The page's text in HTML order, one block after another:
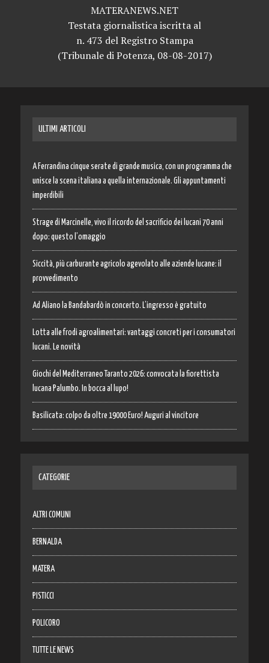
MATERANEWS.NET
Testata giornalistica iscritta al
n. 473 del Registro Stampa
(Tribunale di Potenza, 08-08-2017)
ULTIMI ARTICOLI
A Ferrandina cinque serate di grande musica, con un programma che
unisce la scena italiana a quella internazionale. Gli appuntamenti
imperdibili
Strage di Marcinelle, vivo il ricordo del sacrificio dei lucani 70 anni
dopo: questo l’omaggio
Siccità, più carburante agricolo agevolato alle aziende lucane: il
provvedimento
Ad Aliano la Bandabardò in concerto. L’ingresso è gratuito
Lotta alle frodi agroalimentari: vantaggi concreti per i consumatori
lucani. Le novità
Giochi del Mediterraneo Taranto 2026: convocata la fiorettista
lucana Palumbo. In bocca al lupo!
Basilicata: colpo da oltre 19000 Euro! Auguri al vincitore
CATEGORIE
ALTRI COMUNI
BERNALDA
MATERA
PISTICCI
POLICORO
TUTTE LE NEWS